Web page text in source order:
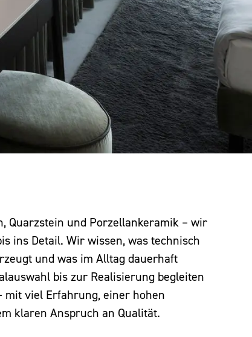
Quarzstein und Porzellankeramik – wir
ins Detail. Wir wissen, was technisch
und was im Alltag dauerhaft
bis zur Realisierung begleiten
viel Erfahrung, einer hohen
klaren Anspruch an Qualität.